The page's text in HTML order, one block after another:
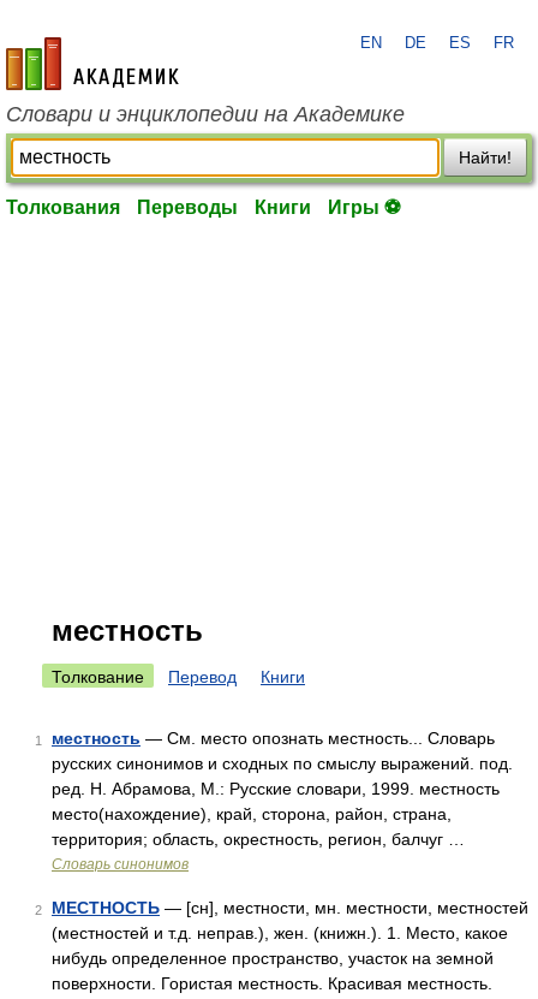
academic.ru
EN DE ES FR
Словари и энциклопедии на Академике
Найти!
Толкования Переводы Книги Игры ⚽
местность
Толкование Перевод Книги
1 местность — См. место опознать местность... Словарь
русских синонимов и сходных по смыслу выражений. под.
ред. Н. Абрамова, М.: Русские словари, 1999. местность
место(нахождение), край, сторона, район, страна,
территория; область, окрестность, регион, балчуг …
Словарь синонимов
2 МЕСТНОСТЬ — [сн], местности, мн. местности, местностей
(местностей и т.д. неправ.), жен. (книжн.). 1. Место, какое
нибудь определенное пространство, участок на земной
поверхности. Гористая местность. Красивая местность.